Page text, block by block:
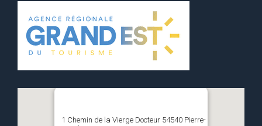
1 Chemin de la Vierge Docteur 54540 Pierre-